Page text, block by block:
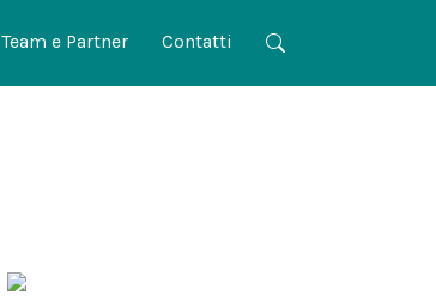
Team e Partner Contatti